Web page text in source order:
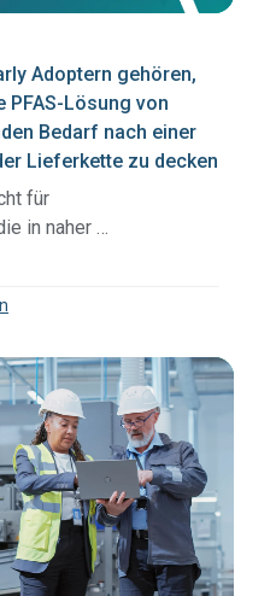
Adoptern gehören,
Lösung von
Bedarf nach einer
Lieferkette zu decken
für
in naher …